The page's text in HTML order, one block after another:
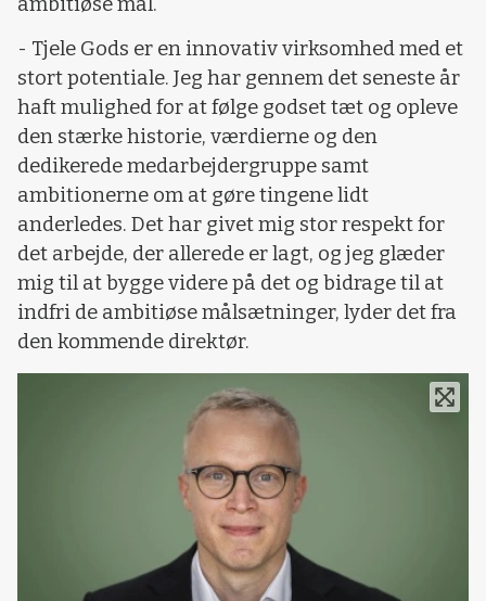
- Tjele Gods er en innovativ virksomhed med et
stort potentiale. Jeg har gennem det seneste år
haft mulighed for at følge godset tæt og opleve
den stærke historie, værdierne og den
dedikerede medarbejdergruppe samt
ambitionerne om at gøre tingene lidt
anderledes. Det har givet mig stor respekt for
det arbejde, der allerede er lagt, og jeg glæder
mig til at bygge videre på det og bidrage til at
indfri de ambitiøse målsætninger, lyder det fra
den kommende direktør.